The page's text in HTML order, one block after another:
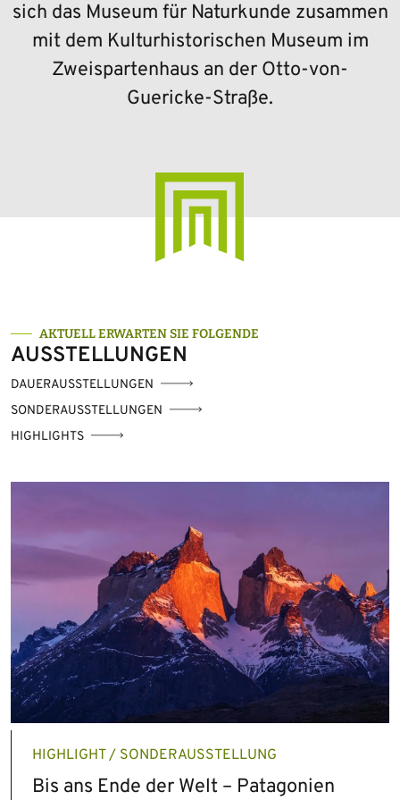
sich das Museum für Naturkunde zusammen
mit dem Kulturhistorischen Museum im
Zweispartenhaus an der Otto-von-
Guericke-Straße.
AKTUELL ERWARTEN SIE FOLGENDE
AUSSTELLUNGEN
DAUERAUSSTELLUNGEN
SONDERAUSSTELLUNGEN
HIGHLIGHTS
HIGHLIGHT / SONDERAUSSTELLUNG
Bis ans Ende der Welt – Patagonien